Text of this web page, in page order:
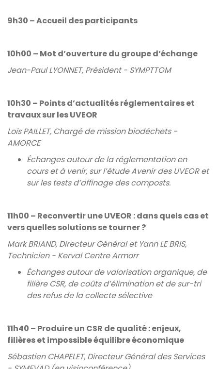
9h30 – Accueil des participants
10h00 – Mot d’ouverture du groupe d’échange
Jean-Paul LYONNET, Président - SYMPTTOM
10h30 – Points d’actualités réglementaires et
travaux sur les UVEOR
Loïs PAILLET, Chargé de mission biodéchets -
AMORCE
Échanges autour de la réglementation en
cours et à venir, sur l’étude Avenir des UVEOR et
sur les tests d’affinage des composts.
11h00 – Reconvertir une UVEOR : dans quels cas et
vers quelles solutions se tourner ?
Mark BRIAND, Directeur Général et Yann LE BRIS,
Technicien - Kerval Centre Armorr
Échanges autour de valorisation organique, de
filière CSR, de coûts d’élimination et de sur-tri
des refus de la collecte sélective
11h40 – Produire un CSR de qualité : enjeux,
filières et impossible équilibre économique
Sébastien CHAPELET, Directeur Général des Services